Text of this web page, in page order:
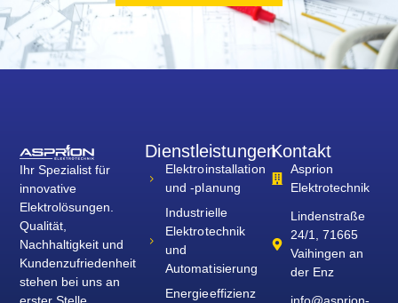
Ihr Spezialist für
innovative
Elektrolösungen.
Qualität,
Nachhaltigkeit und
Kundenzufriedenheit
stehen bei uns an
Dienstleistungen
Elektroinstallation
und -planung
Industrielle
Elektrotechnik
und
Automatisierung
Energieeffizienz
Kontakt
Asprion
Elektrotechnik
Lindenstraße
24/1, 71665
Vaihingen an
der Enz